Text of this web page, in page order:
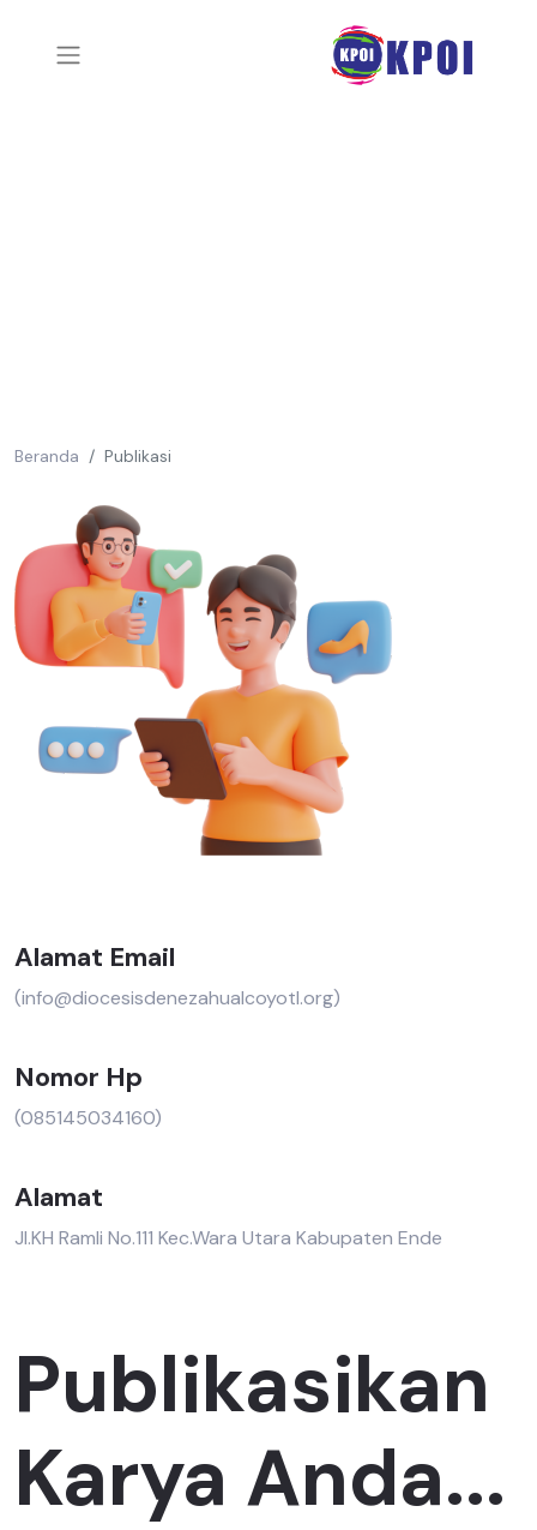
Beranda Publikasi
Alamat Email
(info@diocesisdenezahualcoyotl.org)
Nomor Hp
(085145034160)
Alamat
Jl.KH Ramli No.111 Kec.Wara Utara Kabupaten Ende
Publikasikan
Karya Anda...